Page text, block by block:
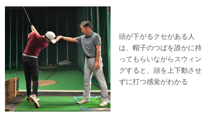
頭が下がるクセがある人
は、帽子のつばを誰かに持
ってもらいながらスウィン
グすると、頭を上下動させ
ずに打つ感覚がわかる